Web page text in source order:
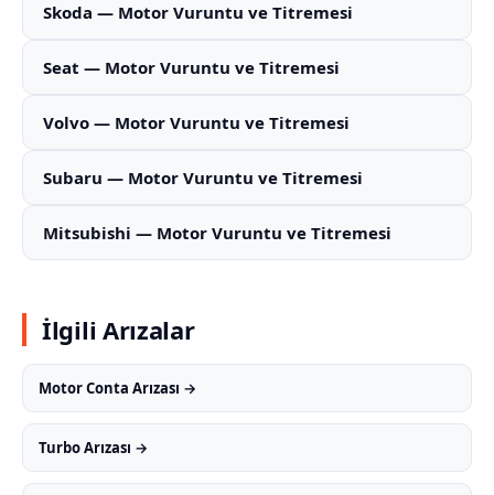
Skoda — Motor Vuruntu ve Titremesi
Seat — Motor Vuruntu ve Titremesi
Volvo — Motor Vuruntu ve Titremesi
Subaru — Motor Vuruntu ve Titremesi
Mitsubishi — Motor Vuruntu ve Titremesi
İlgili Arızalar
Motor Conta Arızası →
Turbo Arızası →